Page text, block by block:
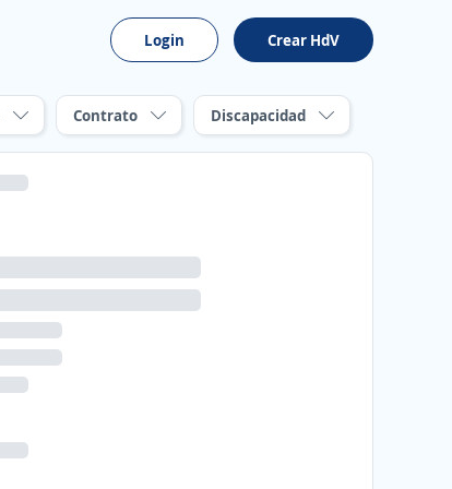
Login Crear HdV
Contrato Discapacidad